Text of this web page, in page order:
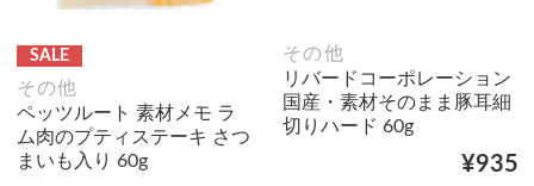
SALE
その他
ペッツルート 素材メモ ラ
ム肉のプティステーキ さつ
まいも入り 60g
その他
リバードコーポレーション
国産・素材そのまま豚耳細
切りハード 60g
¥935